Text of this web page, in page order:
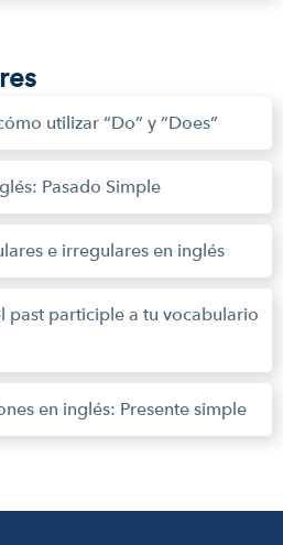
utilizar “Do” y “Does”
Pasado Simple
e irregulares en inglés
past participle a tu vocabulario
en inglés: Presente simple